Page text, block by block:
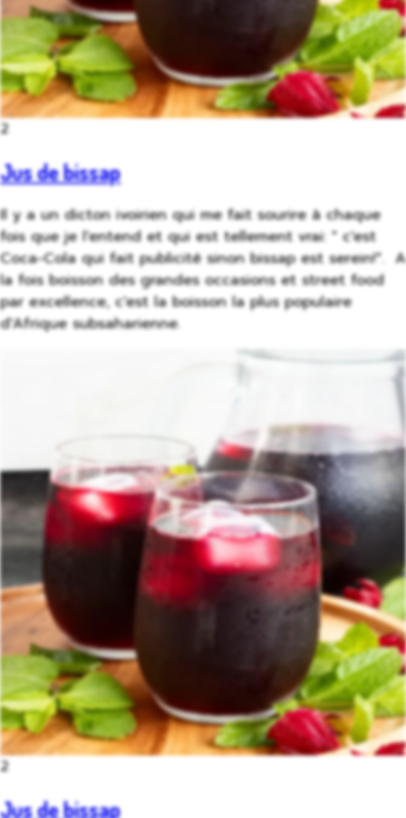
2
Jus de bissap
Il y a un dicton ivoirien qui me fait sourire à chaque
fois que je l'entend et qui est tellement vrai: " c'est
Coca-Cola qui fait publicité sinon bissap est serein!". A
la fois boisson des grandes occasions et street food
par excellence, c'est la boisson la plus populaire
d'Afrique subsaharienne.
2
Jus de bissap